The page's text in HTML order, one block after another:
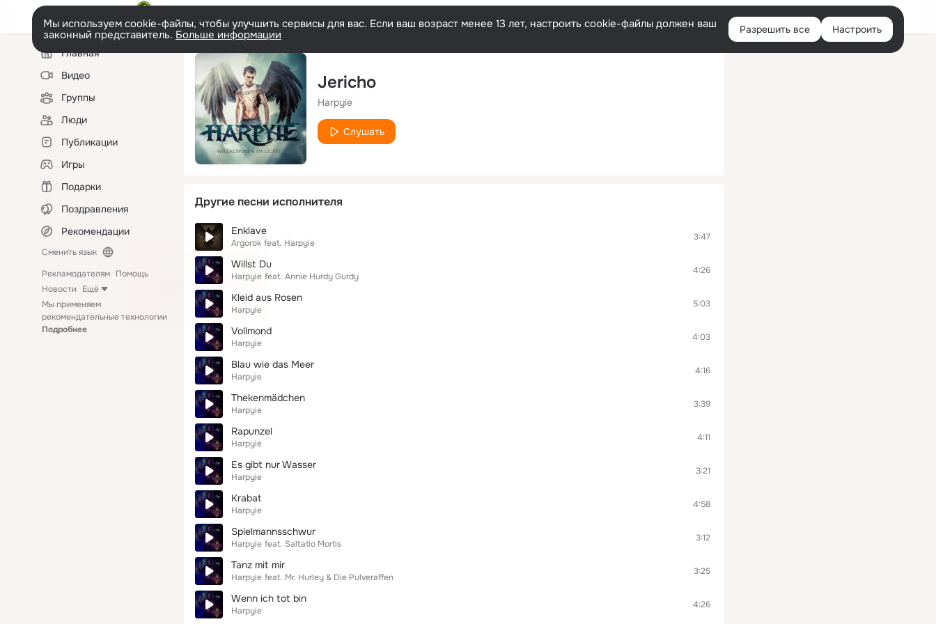
Войти
Мы используем cookie-файлы, чтобы улучшить сервисы для вас. Если ваш возраст менее 13 лет, настроить cookie-файлы должен ваш
законный представитель. Больше информации Разрешить все Настроить
Левая
колонкаГлавная
Видео
Группы
Люди
Публикации
Игры
Подарки
Поздравления
Рекомендации
Сменить язык
Рекламодателям Помощь
Новости Ещё
Мы применяем
рекомендательные технологии
Подробнее
Jericho
Harpyie
Слушать
Другие песни исполнителя
Enklave
Argorok feat. Harpyie
3:47
Willst Du
Harpyie feat. Annie Hurdy Gurdy
4:26
Kleid aus Rosen
Harpyie
5:03
Vollmond
Harpyie
4:03
Blau wie das Meer
Harpyie
4:16
Thekenmädchen
Harpyie
3:39
Rapunzel
Harpyie
4:11
Es gibt nur Wasser
Harpyie
3:21
Krabat
Harpyie
4:58
Spielmannsschwur
Harpyie feat. Saltatio Mortis
3:12
Tanz mit mir
Harpyie feat. Mr. Hurley & Die Pulveraffen
3:25
Wenn ich tot bin
Harpyie
4:26